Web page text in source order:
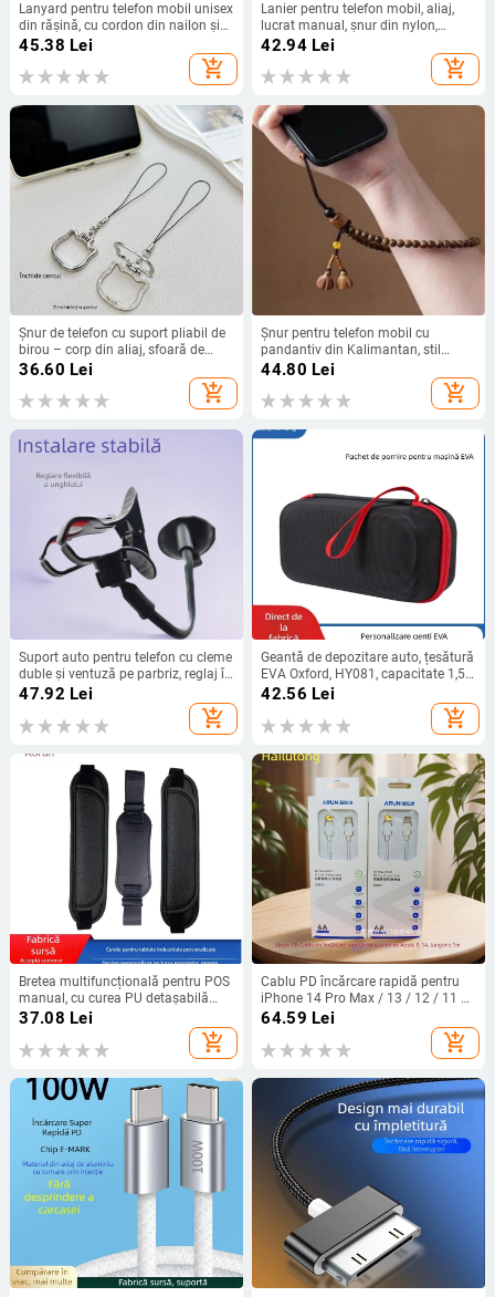
Lanyard pentru telefon mobil unisex
din rășină, cu cordon din nailon și
cataramă metalică
45.38 Lei
add_shopping_cart
Lanier pentru telefon mobil, aliaj,
lucrat manual, șnur din nylon,
cataramă metalică, stil feminin
42.94Lei
add_shopping_cart
Șnur de telefon cu suport pliabil de
birou – corp din aliaj, sfoară de
nailon, cataramă metalică,
pandantiv metalic cu personaje de
desene animate
36.60 Lei
add_shopping_cart
Șnur pentru telefon mobil cu
pandantiv din Kalimantan, stil
chinezesc retro, design creativ,
44.80 Lei
add_shopping_cart
Suport auto pentru telefon cu cleme
duble și ventuză pe parbriz, reglaj în
unghiuri multiple
47.92 Lei
add_shopping_cart
Geantă de depozitare auto, țesătură
EVA Oxford, HY081, capacitate 1,5
kg, cusătură, personalizare
42.56 Lei
add_shopping_cart
Bretea multifuncțională pentru POS
manual, cu curea PU detașabilă
pentru încheietură, PDA portabil cu
37.08 Lei
add_shopping_cart
Cablu PD încărcare rapidă pentru
iPhone 14 Pro Max / 13 / 12 / 11 și
tablete — Material: TPE, Conector
64.59 Lei
add_shopping_cart